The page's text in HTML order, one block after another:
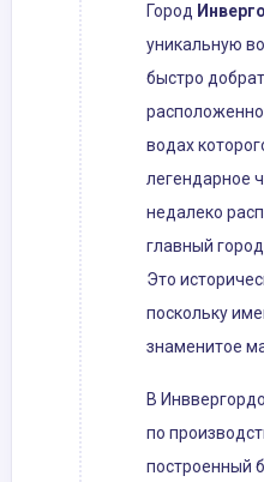
Город
уникальную
быстро
водах
легендарное
недалеко
главный
Это
поскольку
знаменитое
В
по
построенный